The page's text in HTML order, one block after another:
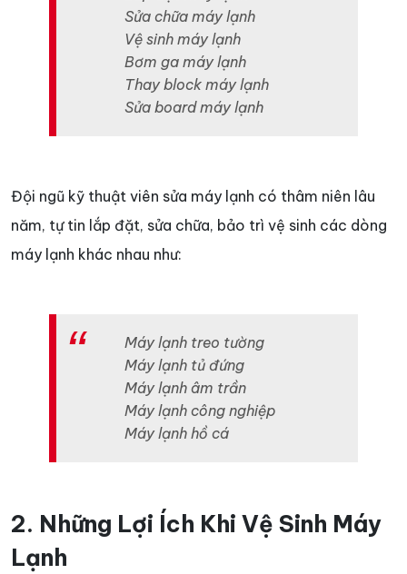
Sửa chữa máy lạnh
Vệ sinh máy lạnh
Bơm ga máy lạnh
Thay block máy lạnh
Sửa board máy lạnh
Đội ngũ kỹ thuật viên sửa máy lạnh có thâm niên lâu
năm, tự tin lắp đặt, sửa chữa, bảo trì vệ sinh các dòng
máy lạnh khác nhau như:
Máy lạnh treo tường
Máy lạnh tủ đứng
Máy lạnh âm trần
Máy lạnh công nghiệp
Máy lạnh hồ cá
2. Những Lợi Ích Khi Vệ Sinh Máy
Lạnh